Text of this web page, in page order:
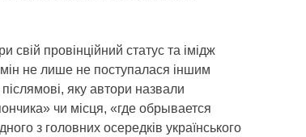
провінційний статус та імідж
не лише не поступалася іншим
яку автори назвали
чи місця, «где обрывается
з головних осередків українського